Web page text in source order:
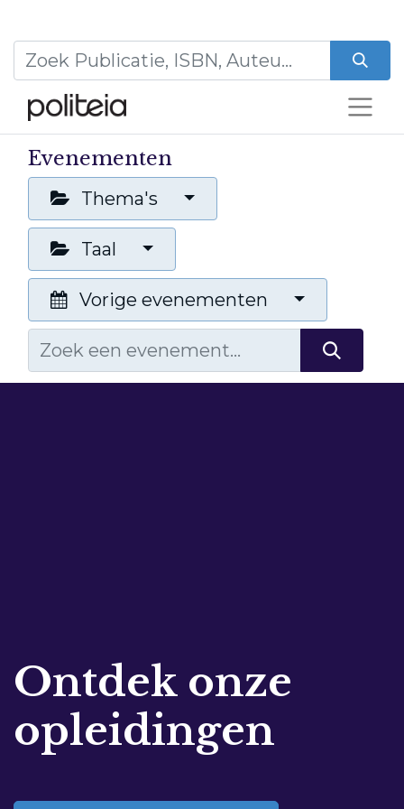
Evenementen
Thema's
Taal
Vorige evenementen
Ontdek onze
opleidingen